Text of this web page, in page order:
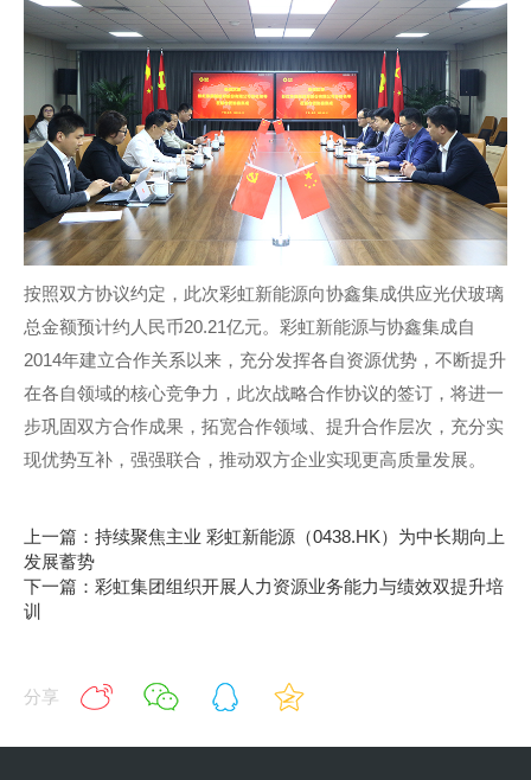
按照双方协议约定，此次彩虹新能源向协鑫集成供应光伏玻璃
总金额预计约人民币20.21亿元。彩虹新能源与协鑫集成自
2014年建立合作关系以来，充分发挥各自资源优势，不断提升
在各自领域的核心竞争力，此次战略合作协议的签订，将进一
步巩固双方合作成果，拓宽合作领域、提升合作层次，充分实
现优势互补，强强联合，推动双方企业实现更高质量发展。
上一篇：持续聚焦主业 彩虹新能源（0438.HK）为中长期向上
发展蓄势
下一篇：彩虹集团组织开展人力资源业务能力与绩效双提升培
训
分享